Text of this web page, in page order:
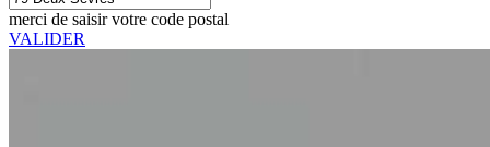
merci de saisir votre code postal
VALIDER